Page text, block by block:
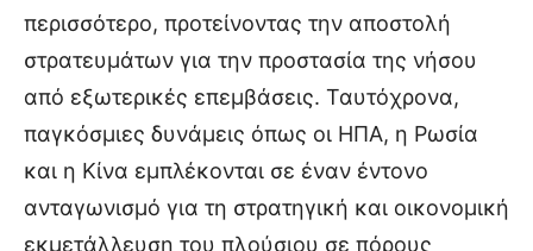
περισσότερο, προτείνοντας την αποστολή
στρατευμάτων για την προστασία της νήσου
από εξωτερικές επεμβάσεις. Ταυτόχρονα,
παγκόσμιες δυνάμεις όπως οι ΗΠΑ, η Ρωσία
και η Κίνα εμπλέκονται σε έναν έντονο
ανταγωνισμό για τη στρατηγική και οικονομική
εκμετάλλευση του πλούσιου σε πόρους